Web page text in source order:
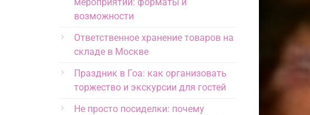
возможности
Ответственное хранение товаров на
складе в Москве
Праздник в Гоа: как организовать
торжество и экскурсии для гостей
Не просто посиделки: почему